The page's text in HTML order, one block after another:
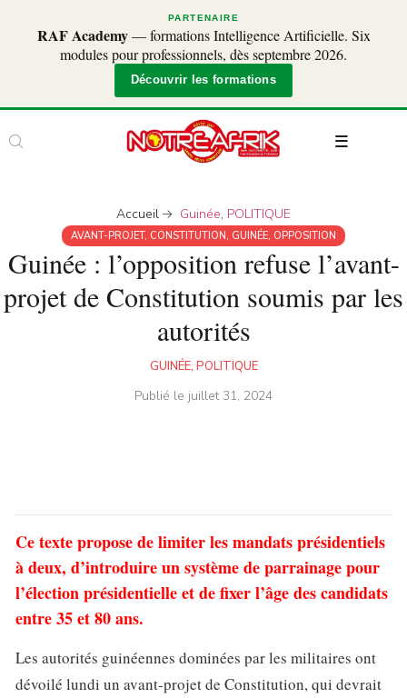
PARTENAIRE
RAF Academy— formations Intelligence Artificielle. Six
modules pour professionnels, dès septembre 2026.
Découvrir les formations
Accueil Guinée, POLITIQUE
AVANT-PROJET, CONSTITUTION, GUINÉE, OPPOSITION
Guinée : l’opposition refuse l’avant-
projet de Constitution soumis par les
autorités
GUINÉE, POLITIQUE
Publié le juillet 31, 2024
Ce texte propose de limiter les mandats présidentiels
à deux, d’introduire un système de parrainage pour
l’élection présidentielle et de fixer l’âge des candidats
entre 35 et 80 ans.
Les autorités guinéennes dominées par les militaires ont
dévoilé lundi un avant-projet de Constitution, qui devrait